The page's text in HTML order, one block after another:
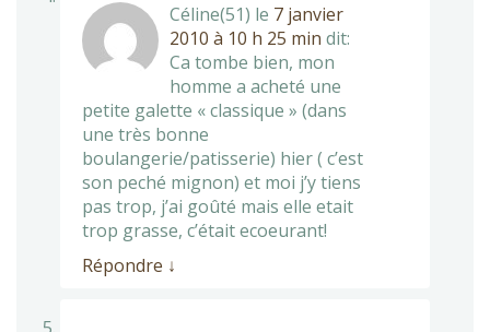
Céline(51) le 7 janvier
2010 à 10 h 25 min dit:
Ca tombe bien, mon
homme a acheté une
petite galette « classique » (dans
une très bonne
boulangerie/patisserie) hier ( c’est
son peché mignon) et moi j’y tiens
pas trop, j’ai goûté mais elle etait
trop grasse, c’était ecoeurant!
Répondre ↓